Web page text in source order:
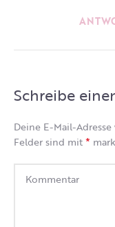
Schreibe
Deine E-Mail-
Felder sind mit*